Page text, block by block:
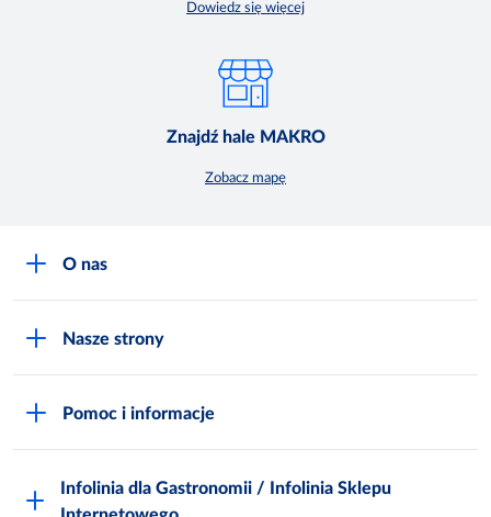
Dowiedz się więcej
Znajdź hale MAKRO
Zobacz mapę
O nas
Zgłoś naruszenie
Nasze strony
Polskie Skarby Kulinarne
Pomoc i informacje
FAQ
Infolinia dla Gastronomii / Infolinia Sklepu